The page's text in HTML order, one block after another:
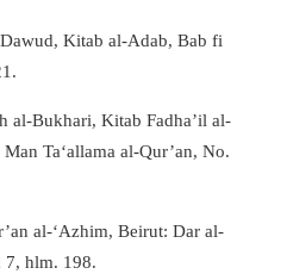
Kitab al-Adab, Bab fi
al-Bukhari, Kitab Fadha’il al-
Ta‘allama al-Qur’an, No.
al-‘Azhim, Beirut: Dar al-
hlm. 198.